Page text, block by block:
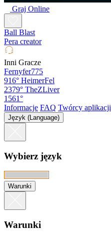
Graj Online
Ball Blast
Pera creator
Inni Gracze
Fernyfer775
916° HeimerFel
2379° TheZLiver
1561°
Informacje FAQ Twórcy aplikacji
Język (Language)
Wybierz język
Warunki
Warunki